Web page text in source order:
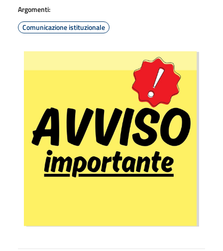
Argomenti:
Comunicazione istituzionale